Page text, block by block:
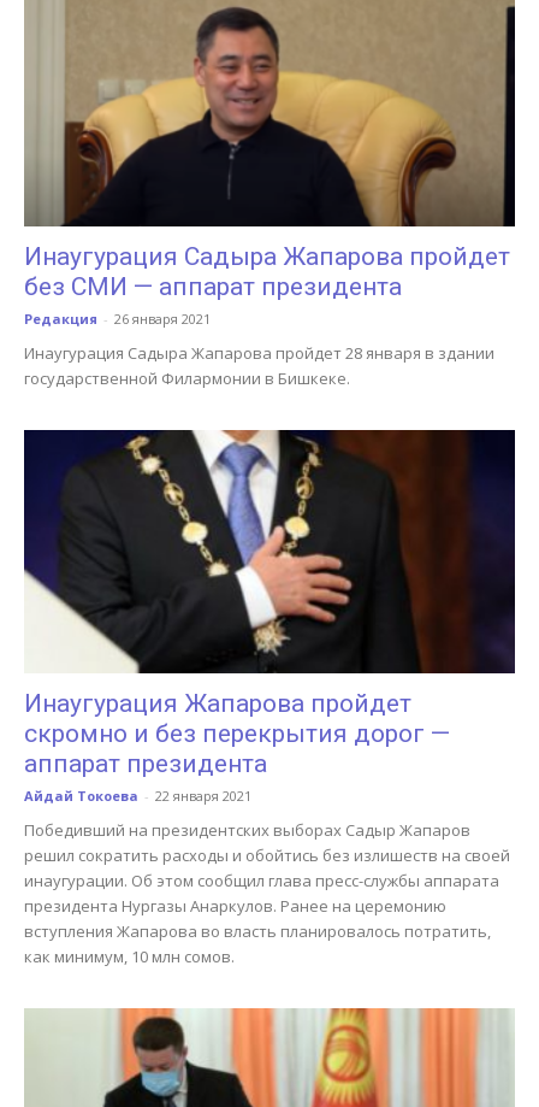
Инаугурация Садыра Жапарова пройдет
без СМИ — аппарат президента
Редакция - 26 января 2021
Инаугурация Садыра Жапарова пройдет 28 января в здании
государственной Филармонии в Бишкеке.
Инаугурация Жапарова пройдет
скромно и без перекрытия дорог —
аппарат президента
Айдай Токоева - 22 января 2021
Победивший на президентских выборах Садыр Жапаров
решил сократить расходы и обойтись без излишеств на своей
инаугурации. Об этом сообщил глава пресс-службы аппарата
президента Нургазы Анаркулов. Ранее на церемонию
вступления Жапарова во власть планировалось потратить,
как минимум, 10 млн сомов.